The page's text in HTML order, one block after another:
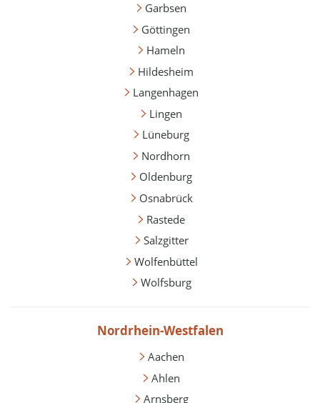
Garbsen
Göttingen
Hameln
Hildesheim
Langenhagen
Lingen
Lüneburg
Nordhorn
Oldenburg
Osnabrück
Rastede
Salzgitter
Wolfenbüttel
Wolfsburg
Nordrhein-Westfalen
Aachen
Ahlen
Arnsberg